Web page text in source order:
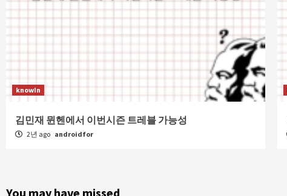
knowIn
김민재 뮌헨에서 이번시즌 트레블 가능성
2년 ago androidfor
You may have missed